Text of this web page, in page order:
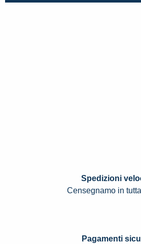
Spedizioni
Censegnamo in
Pagamenti